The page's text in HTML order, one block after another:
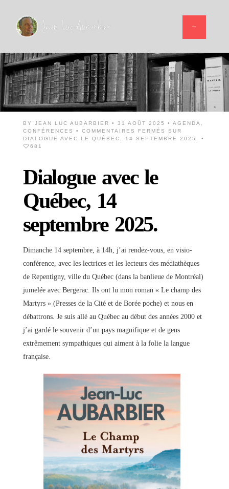
BY JEAN LUC AUBARBIER • 31 AOÛT 2025 • AGENDA
CONFÉRENCES
• COMMENTAIRES FERMÉS
SUR
DIALOGUE AVEC LE QUÉBEC, 14 SEPTEMBRE 2025.
•
681
Dialogue avec le
Québec, 14
septembre 2025.
Dimanche 14 septembre, à 14h, j’ai rendez-vous, en visio-
conférence, avec les lectrices et les lecteurs des médiathèques
de Repentigny, ville du Québec (dans la banlieue de Montréal)
jumelée avec Bergerac. Ils ont lu mon roman « Le champ des
Martyrs » (Presses de la Cité et de Borée poche) et nous en
débattrons. Je suis allé au Québec au début des années 2000 et
j’ai gardé le souvenir d’un pays magnifique et de gens
extrêmement sympathiques qui aiment à la folie la langue
française.